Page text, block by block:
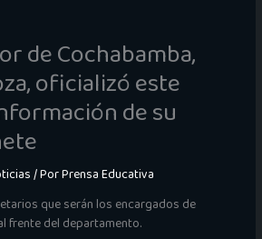
de Cochabamba,
oficializó este
de su
/ PorPrensa Educativa
que serán los encargados de
frente del departamento.